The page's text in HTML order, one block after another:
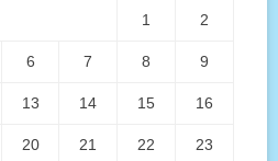
1 2
6 7 8 9
13 14 15 16
20 21 22 23